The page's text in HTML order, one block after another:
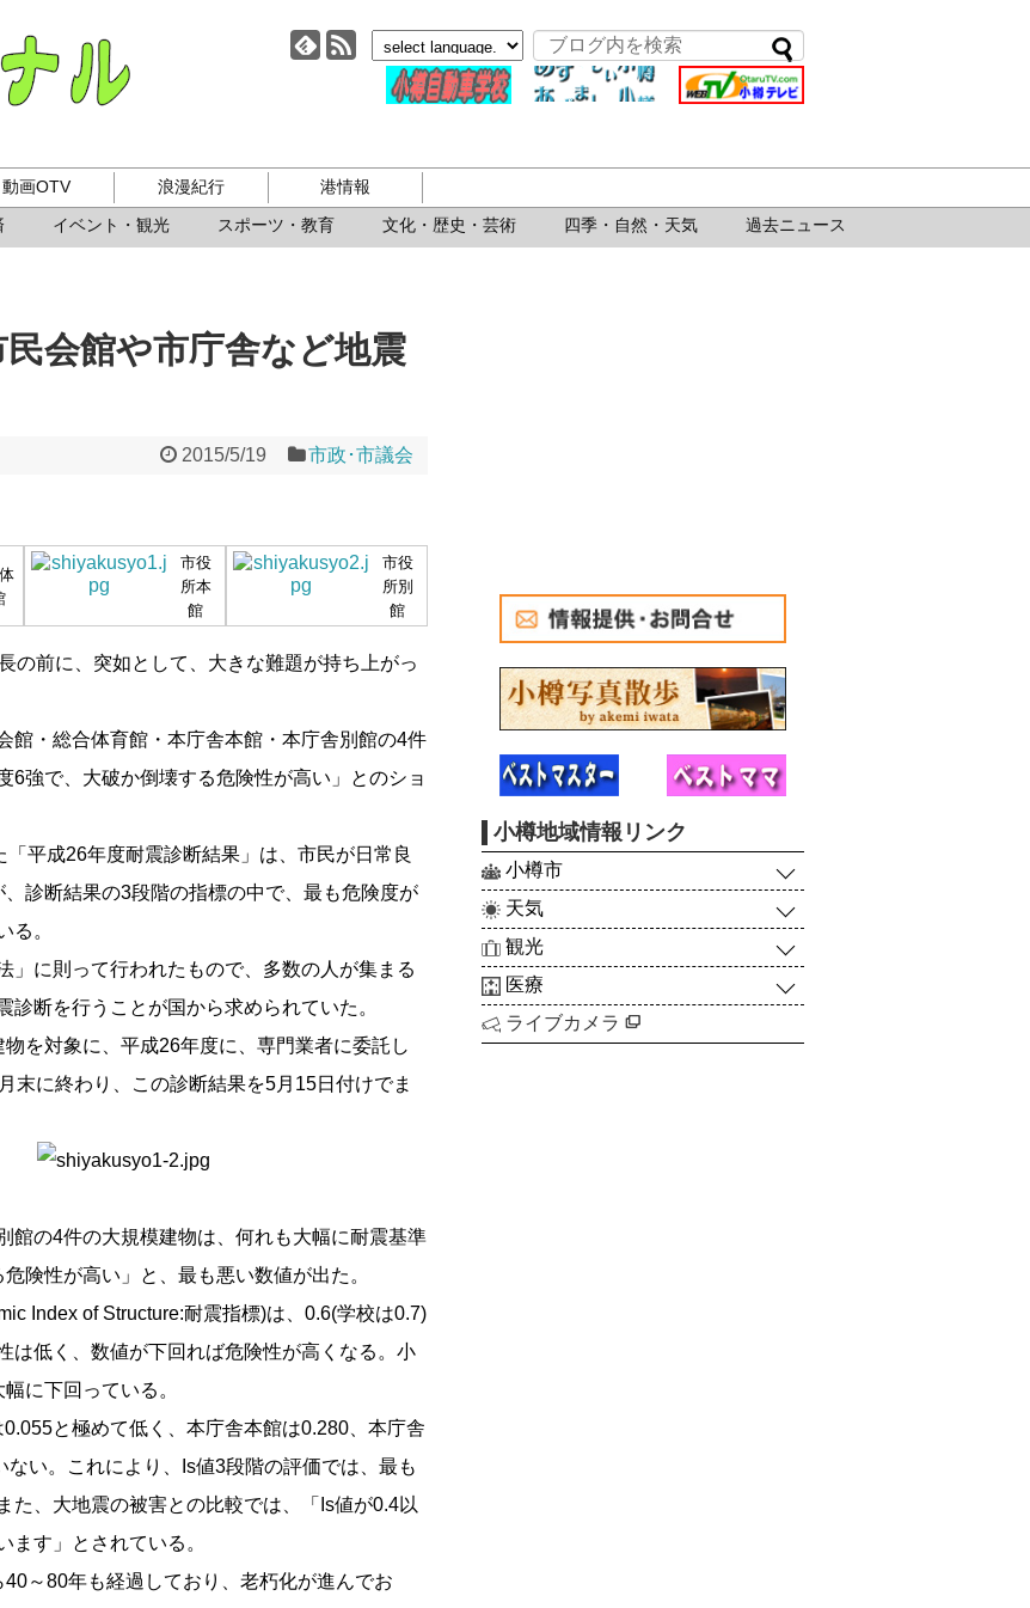
小樽ジャーナル
イベント・観光 スポーツ・教育 文化・歴史・芸術 四季・自然・天気 過去ニュース
動画OTV 浪漫紀行 港情報
会館や市庁舎など地震
2015/5/19 市政･市議会
市役
所本
館
市役
所別
館
前に、突如として、大きな難題が持ち上がっ
・総合体育館・本庁舎本館・本庁舎別館の4件
6強で、大破か倒壊する危険性が高い」とのショ
平成26年度耐震診断結果」は、市民が日常良
診断結果の3段階の指標の中で、最も危険度が
る。
に則って行われたもので、多数の人が集まる
断を行うことが国から求められていた。
を対象に、平成26年度に、専門業者に委託し
末に終わり、この診断結果を5月15日付けでま
館の4件の大規模建物は、何れも大幅に耐震基準
険性が高い」と、最も悪い数値が出た。
Index of Structure:耐震指標)は、0.6(学校は0.7)
は低く、数値が下回れば危険性が高くなる。小
に下回っている。
と極めて低く、本庁舎本館は0.280、本庁舎
い。これにより、Is値3段階の評価では、最も
た、大地震の被害との比較では、「Is値が0.4以
す」とされている。
～80年も経過しており、老朽化が進んでお
小樽地域情報リンク
小樽市
天気
観光
医療
ライブカメラ